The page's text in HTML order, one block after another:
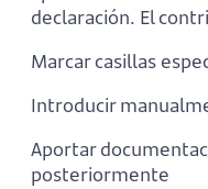
declaración. El
Marcar casillas
Introducir
Aportar
posteriormente